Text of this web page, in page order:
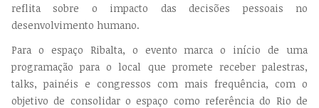
reflita sobre o impacto das decisões pessoais no
desenvolvimento humano.
Para o espaço Ribalta, o evento marca o início de uma
programação para o local que promete receber palestras,
talks, painéis e congressos com mais frequência, com o
objetivo de consolidar o espaço como referência do Rio de